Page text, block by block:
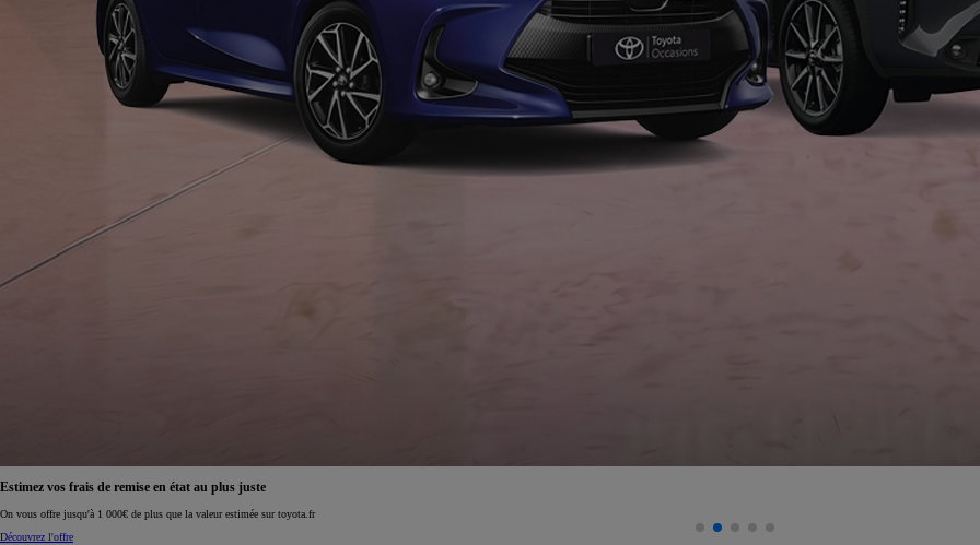
Nouvelle Yaris Cross
Disponible prochainement
Estimez vos frais de remise en état au plus juste
On vous offre jusqu'à 1 000€ de plus que la valeur estimée sur toyota.fr
Découvrez l'offre